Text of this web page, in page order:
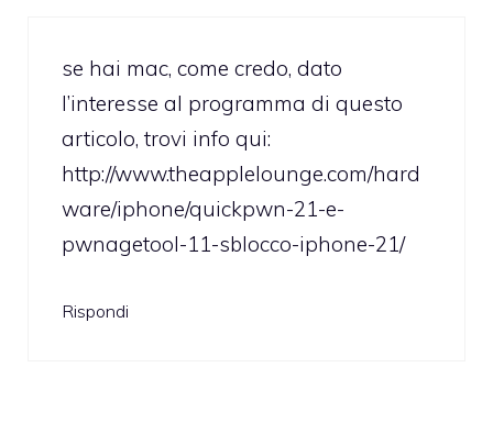
se hai mac, come credo, dato
l’interesse al programma di questo
articolo, trovi info qui:
http://www.theapplelounge.com/hard
ware/iphone/quickpwn-21-e-
pwnagetool-11-sblocco-iphone-21/
Rispondi